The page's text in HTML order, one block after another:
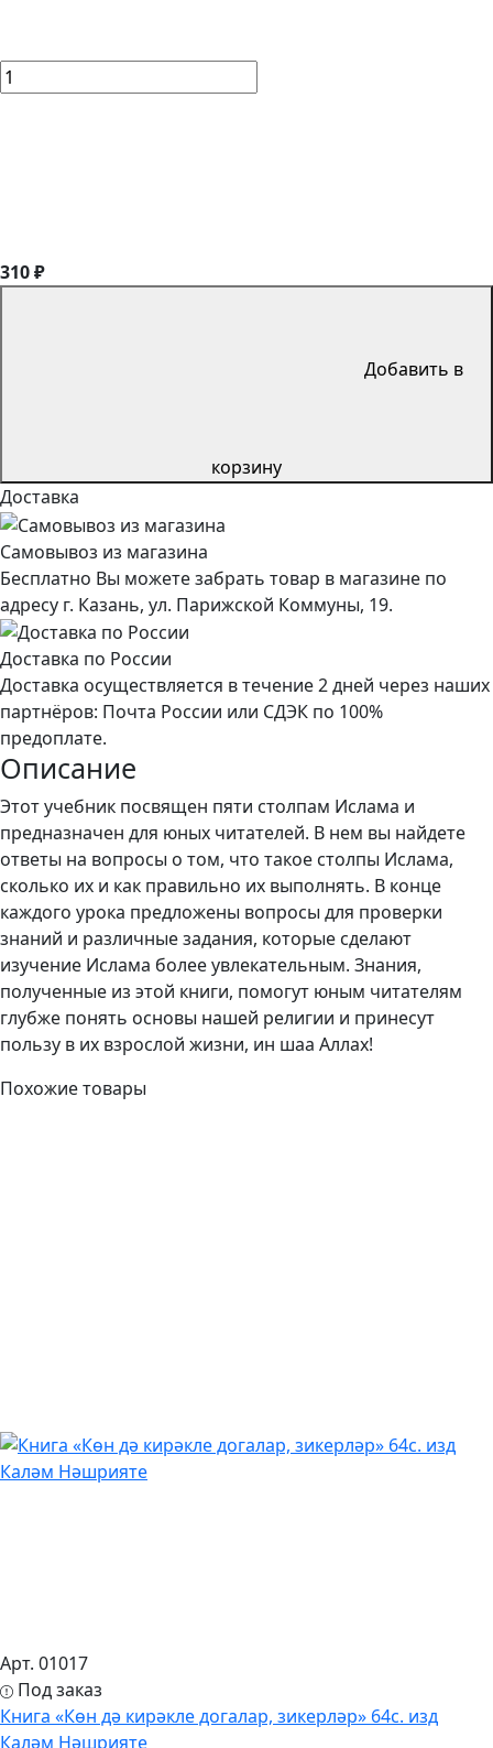
310 ₽
Добавить в
корзину
Доставка
Самовывоз из магазина
Бесплатно Вы можете забрать товар в магазине по
адресу г. Казань, ул. Парижской Коммуны, 19.
Доставка по России
Доставка осуществляется в течение 2 дней через наших
партнёров: Почта России или СДЭК по 100%
предоплате.
Описание
Этот учебник посвящен пяти столпам Ислама и
предназначен для юных читателей. В нем вы найдете
ответы на вопросы о том, что такое столпы Ислама,
сколько их и как правильно их выполнять. В конце
каждого урока предложены вопросы для проверки
знаний и различные задания, которые сделают
изучение Ислама более увлекательным. Знания,
полученные из этой книги, помогут юным читателям
глубже понять основы нашей религии и принесут
пользу в их взрослой жизни, ин шаа Аллах!
Похожие товары
Арт. 01017
Под заказ
Книга «Көн дә кирәкле догалар, зикерләр» 64с. изд
Каләм Нәшрияте